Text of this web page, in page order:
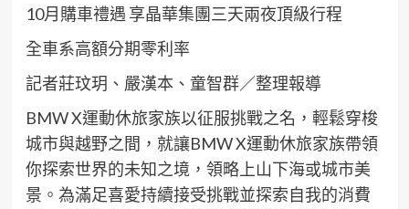
10月購車禮遇 享晶華集團三天兩夜頂級行程
全車系高額分期零利率
記者莊玟玥、嚴漢本、童智群／整理報導
BMW X運動休旅家族以征服挑戰之名，輕鬆穿梭
城市與越野之間，就讓BMW X運動休旅家族帶領
你探索世界的未知之境，領略上山下海或城市美
景。為滿足喜愛持續接受挑戰並探索自我的消費